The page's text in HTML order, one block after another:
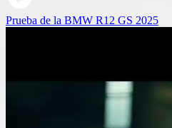
Prueba de la BMW R12 GS 2025